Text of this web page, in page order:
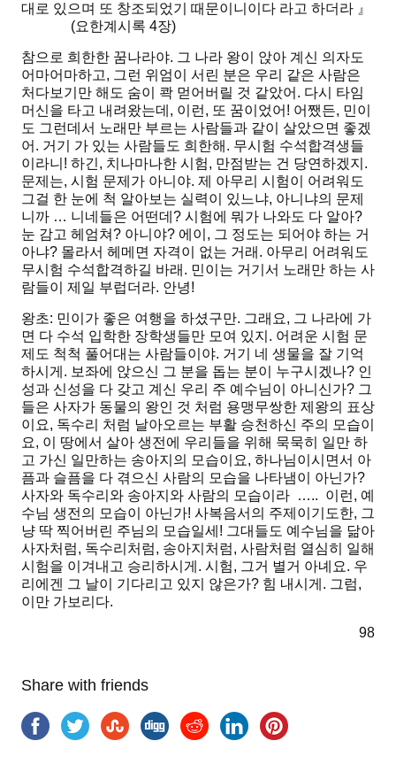
대로 있으며 또 창조되었기 때문이니이다 라고 하더라 』
(요한계시록 4장)
참으로 희한한 꿈나라야. 그 나라 왕이 앉아 계신 의자도
어마어마하고, 그런 위엄이 서린 분은 우리 같은 사람은
처다보기만 해도 숨이 콱 먿어버릴 것 같았어. 다시 타임
머신을 타고 내려왔는데, 이런, 또 꿈이었어! 어쨌든, 민이
도 그런데서 노래만 부르는 사람들과 같이 살았으면 좋겠
어. 거기 가 있는 사람들도 희한해. 무시험 수석합격생들
이라니! 하긴, 치나마나한 시험, 만점받는 건 당연하겠지.
문제는, 시험 문제가 아니야. 제 아무리 시험이 어려워도
그걸 한 눈에 척 알아보는 실력이 있느냐, 아니냐의 문제
니까 … 니네들은 어떤데? 시험에 뭐가 나와도 다 알아?
눈 감고 헤엄쳐? 아니야? 에이, 그 정도는 되어야 하는 거
아냐? 몰라서 헤메면 자격이 없는 거래. 아무리 어려워도
무시험 수석합격하길 바래. 민이는 거기서 노래만 하는 사
람들이 제일 부럽더라. 안녕!
왕초: 민이가 좋은 여행을 하셨구만. 그래요, 그 나라에 가
면 다 수석 입학한 장학생들만 모여 있지. 어려운 시험 문
제도 척척 풀어대는 사람들이야. 거기 네 생물을 잘 기억
하시게. 보좌에 앉으신 그 분을 돕는 분이 누구시겠나? 인
성과 신성을 다 갖고 계신 우리 주 예수님이 아니신가? 그
들은 사자가 동물의 왕인 것 처럼 용맹무쌍한 제왕의 표상
이요, 독수리 처럼 날아오르는 부활 승천하신 주의 모습이
요, 이 땅에서 살아 생전에 우리들을 위해 묵묵히 일만 하
고 가신 일만하는 송아지의 모습이요, 하나님이시면서 아
픔과 슬픔을 다 겪으신 사람의 모습을 나타냄이 아닌가?
사자와 독수리와 송아지와 사람의 모습이라 ….. 이런, 예
수님 생전의 모습이 아닌가! 사복음서의 주제이기도한, 그
냥 딱 찍어버린 주님의 모습일세! 그대들도 예수님을 닮아
사자처럼, 독수리처럼, 송아지처럼, 사람처럼 열심히 일해
시험을 이겨내고 승리하시게. 시험, 그거 별거 아녜요. 우
리에겐 그 날이 기다리고 있지 않은가? 힘 내시게. 그럼,
이만 가보리다.
98
Share with friends